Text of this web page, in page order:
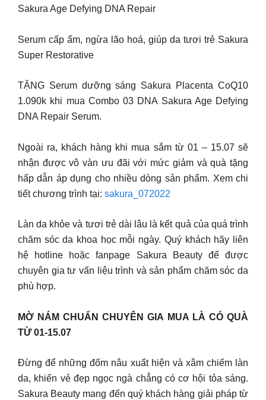
Sakura Age Defying DNA Repair
Serum cấp ẩm, ngừa lão hoá, giúp da tươi trẻ Sakura
Super Restorative
TẶNG Serum dưỡng sáng Sakura Placenta CoQ10
1.090k khi mua Combo 03 DNA Sakura Age Defying
DNA Repair Serum.
Ngoài ra, khách hàng khi mua sắm từ 01 – 15.07 sẽ
nhận được vô vàn ưu đãi với mức giảm và quà tặng
hấp dẫn áp dụng cho nhiều dòng sản phẩm. Xem chi
tiết chương trình tại: sakura_072022
Làn da khỏe và tươi trẻ dài lâu là kết quả của quá trình
chăm sóc da khoa học mỗi ngày. Quý khách hãy liên
hệ hotline hoặc fanpage Sakura Beauty để được
chuyên gia tư vấn liệu trình và sản phẩm chăm sóc da
phù hợp.
MỜ NÁM CHUẨN CHUYÊN GIA MUA LÀ CÓ QUÀ
TỪ 01-15.07
Đừng để những đốm nâu xuất hiện và xâm chiếm làn
da, khiến vẻ đẹp ngọc ngà chẳng có cơ hội tỏa sáng.
Sakura Beauty mang đến quý khách hàng giải pháp từ